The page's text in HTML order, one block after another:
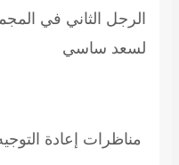
الرجل الثاني في
لسعد ساسي
مناظرات إعادة